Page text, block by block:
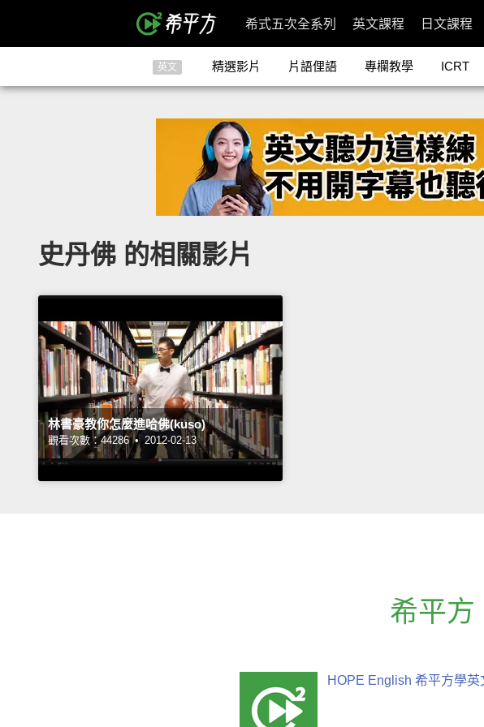
希式五次全系列 英文課程 日文課程
英文 精選影片 片語俚語 專欄教學 ICRT
史丹佛 的相關影片
林書豪教你怎麼進哈佛(kuso)
觀看次數：44286 • 2012-02-13
希平方
HOPE English 希平方學英